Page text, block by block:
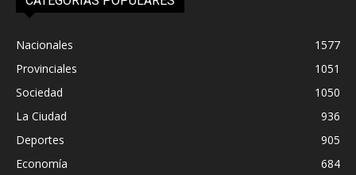
Nacionales
1577
Provinciales
1051
Sociedad
1050
La Ciudad
936
Deportes
905
Economía
684